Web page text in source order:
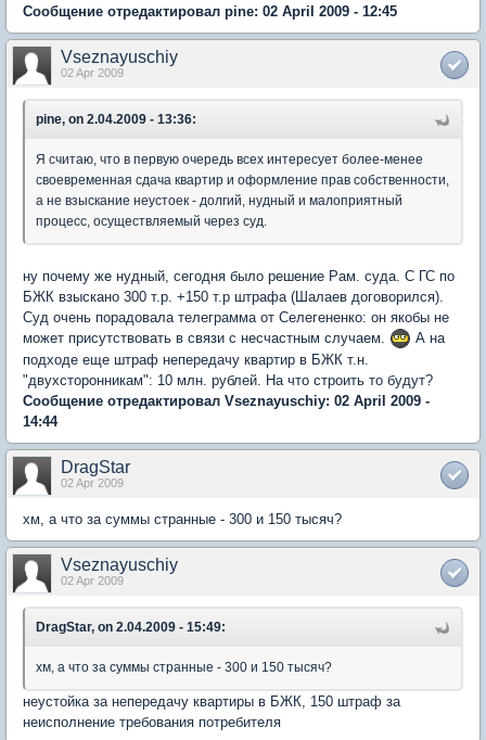
Сообщение отредактировал pine: 02 April 2009 - 12:45
Vseznayuschiy
02 Apr 2009
pine, on 2.04.2009 - 13:36:
Я считаю, что в первую очередь всех интересует более-менее
своевременная сдача квартир и оформление прав собственности,
а не взыскание неустоек - долгий, нудный и малоприятный
процесс, осуществляемый через суд.
ну почему же нудный, сегодня было решение Рам. суда. С ГС по
БЖК взыскано 300 т.р. +150 т.р штрафа (Шалаев договорился).
Суд очень порадовала телеграмма от Селегененко: он якобы не
может присутствовать в связи с несчастным случаем.
А на
подходе еще штраф непередачу квартир в БЖК т.н.
"двухсторонникам": 10 млн. рублей. На что строить то будут?
Сообщение отредактировал Vseznayuschiy: 02 April 2009 -
14:44
DragStar
02 Apr 2009
хм, а что за суммы странные - 300 и 150 тысяч?
Vseznayuschiy
02 Apr 2009
DragStar, on 2.04.2009 - 15:49:
хм, а что за суммы странные - 300 и 150 тысяч?
неустойка за непередачу квартиры в БЖК, 150 штраф за
неисполнение требования потребителя